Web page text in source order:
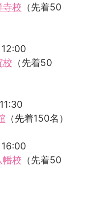
寺校 （先着50
校 （先着50
（先着150名）
幡校 （先着50